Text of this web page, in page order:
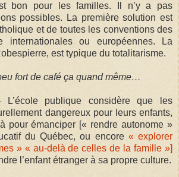
bon pour les familles. Il n’y a pas
possibles. La première solution est
et de toutes les conventions des
internationales ou européennes. La
est typique du totalitarisme.
fort de café ça quand même…
publique considère que les
dangereux pour leurs enfants,
pour émanciper [« rendre autonome »
du Québec, ou encore « explorer
» « au-delà de celles de la famille »]
l’enfant étranger à sa propre culture.